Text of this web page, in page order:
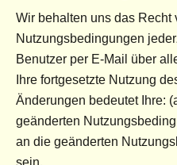
Wir behalten uns das Recht
Nutzungsbedingungen
Benutzer per E-Mail über
Ihre fortgesetzte Nutzung
Änderungen bedeutet Ihre:
geänderten
an die geänderten
sein.